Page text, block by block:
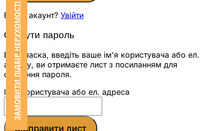
ЗАМОВИТИ ПІДБІР НЕРУХОМОСТІ
Вже є акаунт? Увійти
Скинути пароль
Будь ласка, введіть ваше ім'я користувача або ел.
адресу, ви отримаєте лист з посиланням для
скидання пароля.
Ім'я користувача або ел. адреса
Відправити лист